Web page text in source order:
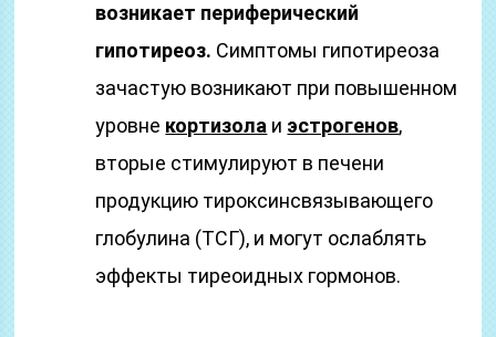
возникает периферический
гипотиреоз. Симптомы гипотиреоза
зачастую возникают при повышенном
уровне кортизола и эстрогенов,
вторые стимулируют в печени
продукцию тироксинсвязывающего
глобулина (ТСГ), и могут ослаблять
эффекты тиреоидных гормонов.